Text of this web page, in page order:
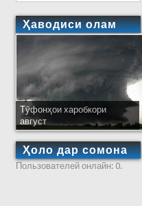
Ҳаводиси олам
Тӯфонҳои харобкори
август
Ҳоло дар сомона
Пользователей онлайн: 0.